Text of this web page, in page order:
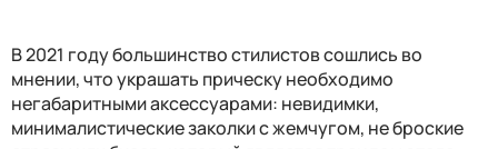
В 2021 году большинство стилистов сошлись во
мнении, что украшать прическу необходимо
негабаритными аксессуарами: невидимки,
минималистические заколки с жемчугом, не броские